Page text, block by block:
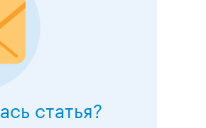
статья?